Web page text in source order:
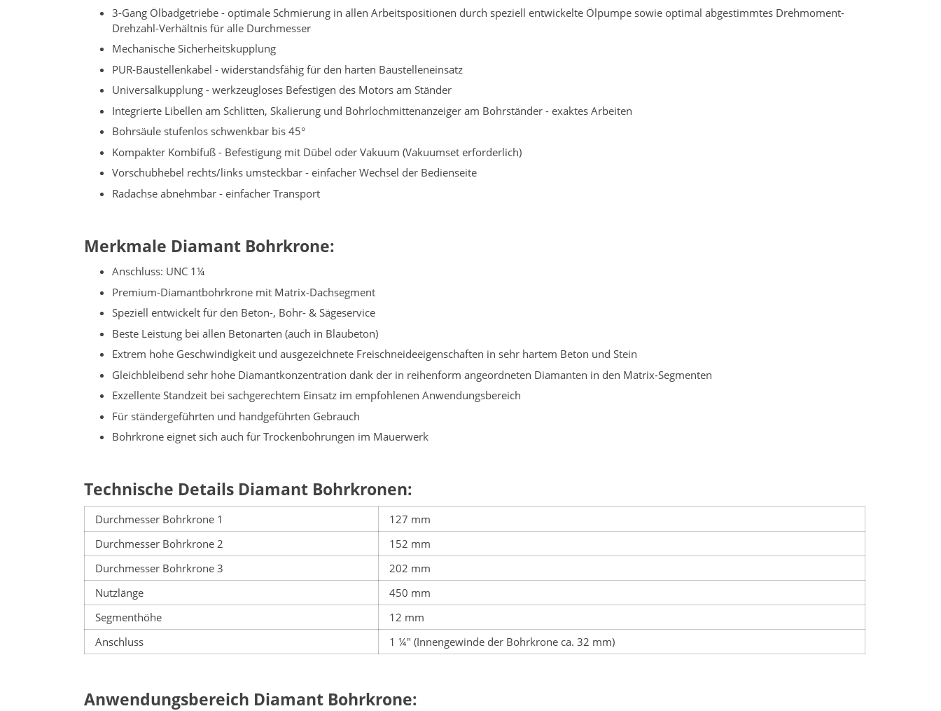
3-Gang Ölbadgetriebe - optimale Schmierung in allen Arbeitspositionen durch speziell entwickelte Ölpumpe sowie optimal abgestimmtes Drehmoment-
Drehzahl-Verhältnis für alle Durchmesser
Mechanische Sicherheitskupplung
PUR-Baustellenkabel - widerstandsfähig für den harten Baustelleneinsatz
Universalkupplung - werkzeugloses Befestigen des Motors am Ständer
Integrierte Libellen am Schlitten, Skalierung und Bohrlochmittenanzeiger am Bohrständer - exaktes Arbeiten
Bohrsäule stufenlos schwenkbar bis 45°
Kompakter Kombifuß - Befestigung mit Dübel oder Vakuum (Vakuumset erforderlich)
Vorschubhebel rechts/links umsteckbar - einfacher Wechsel der Bedienseite
Radachse abnehmbar - einfacher Transport
Merkmale Diamant Bohrkrone:
Anschluss: UNC 1¼
Premium-Diamantbohrkrone mit Matrix-Dachsegment
Speziell entwickelt für den Beton-, Bohr- & Sägeservice
Beste Leistung bei allen Betonarten (auch in Blaubeton)
Extrem hohe Geschwindigkeit und ausgezeichnete Freischneideeigenschaften in sehr hartem Beton und Stein
Gleichbleibend sehr hohe Diamantkonzentration dank der in reihenform angeordneten Diamanten in den Matrix-Segmenten
Exzellente Standzeit bei sachgerechtem Einsatz im empfohlenen Anwendungsbereich
Für ständergeführten und handgeführten Gebrauch
Bohrkrone eignet sich auch für Trockenbohrungen im Mauerwerk
Technische Details Diamant Bohrkronen:
Durchmesser Bohrkrone 1
127 mm
Durchmesser Bohrkrone 2
152 mm
Durchmesser Bohrkrone 3
202 mm
Nutzlänge
450 mm
Segmenthöhe
12 mm
Anschluss
1 ¼" (Innengewinde der Bohrkrone ca. 32 mm)
Anwendungsbereich Diamant Bohrkrone: